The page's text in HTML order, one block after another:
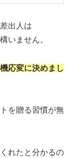
出人は
いません。
応変に決めまし
を贈る習慣が無
れたと分かるの